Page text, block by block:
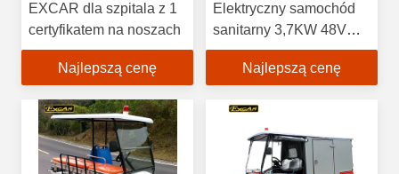
EXCAR dla szpitala z 1
certyfikatem na noszach
Najlepszą cenę
Elektryczny samochód
sanitarny 3,7KW 48V
Trojan Battery
Ambulance Car
Najlepszą cenę